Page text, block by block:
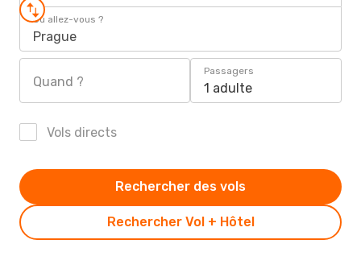
Où allez-vous ?
Prague
Quand ?
Passagers
1 adulte
Vols directs
Rechercher Vol + Hôtel
Rechercher des vols